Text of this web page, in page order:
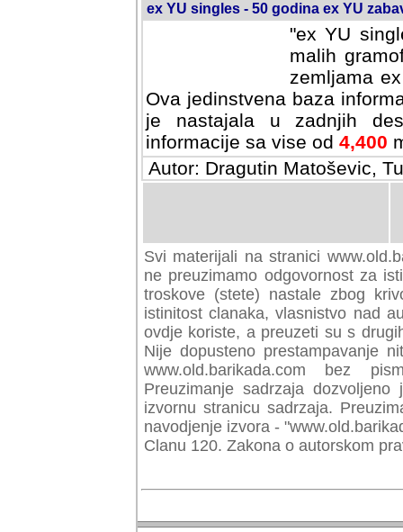
ex YU singles - 50 godina ex YU
"ex YU
malih
zemljama
Ova jedinstvena baza
je nastajala u zadnjih
informacije sa vise od 4,400
Autor: Dragutin Matoševic,
Svi materijali na stranici
preuzimamo odgovornost za
troskove (stete) nastale zbog
istinitost clanaka, vlasnistvo nad
ovdje koriste, a preuzeti su s
Nije dopusteno prestampavanje
www.old.barikada.com bez
Preuzimanje sadrzaja
izvornu stranicu sadrzaja.
navodjenje izvora -
Clanu 120. Zakona o autorskom